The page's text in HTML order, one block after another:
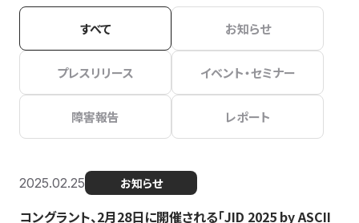
すべて お知らせ
プレスリリース イベント・セミナー
障害報告 レポート
2025.02.25 お知らせ
コングラント、2月28日に開催される「JID 2025 by ASCII